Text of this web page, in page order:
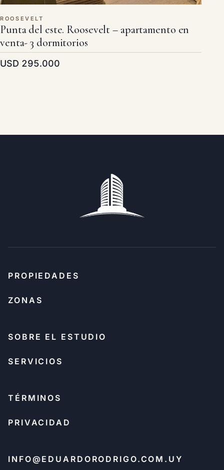
ROOSEVELT
Punta del este. Roosevelt – apartamento en
venta- 3 dormitorios
USD 295.000
PROPIEDADES
ZONAS
SOBRE EL ESTUDIO
SERVICIOS
TÉRMINOS
PRIVACIDAD
INFO@EDUARDORODRIGO.COM.UY